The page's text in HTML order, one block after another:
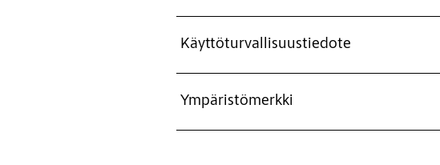
Käyttöturvallisuustiedote
Ympäristömerkki